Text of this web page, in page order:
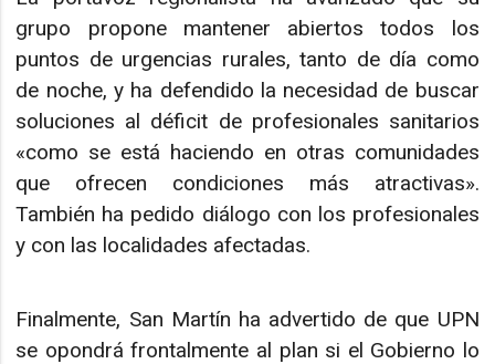
grupo propone mantener abiertos todos los
puntos de urgencias rurales, tanto de día como
de noche, y ha defendido la necesidad de buscar
soluciones al déficit de profesionales sanitarios
«como se está haciendo en otras comunidades
que ofrecen condiciones más atractivas».
También ha pedido diálogo con los profesionales
y con las localidades afectadas.
Finalmente, San Martín ha advertido de que UPN
se opondrá frontalmente al plan si el Gobierno lo